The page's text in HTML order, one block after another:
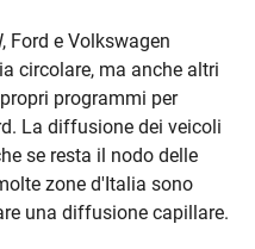
Ford e Volkswagen
circolare, ma anche altri
programmi per
La diffusione dei veicoli
se resta il nodo delle
zone d'Italia sono
una diffusione capillare.